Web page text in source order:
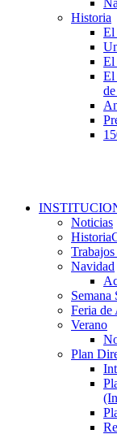
Historia
El
El
El
Noticias
Navidad
Semana
Feria de
Verano
Plan